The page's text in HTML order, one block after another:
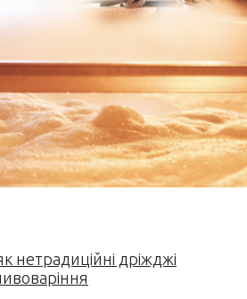
нетрадиційні дріжджі